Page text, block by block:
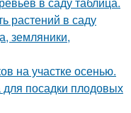
растений в саду
земляники,
на участке осенью.
посадки плодовых